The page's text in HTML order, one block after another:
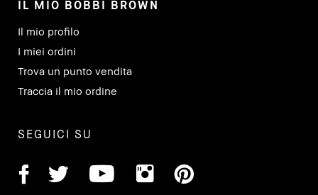
IL MIO BOBBI BROWN
Il mio profilo
I miei ordini
Trova un punto vendita
Traccia il mio ordine
SEGUICI SU